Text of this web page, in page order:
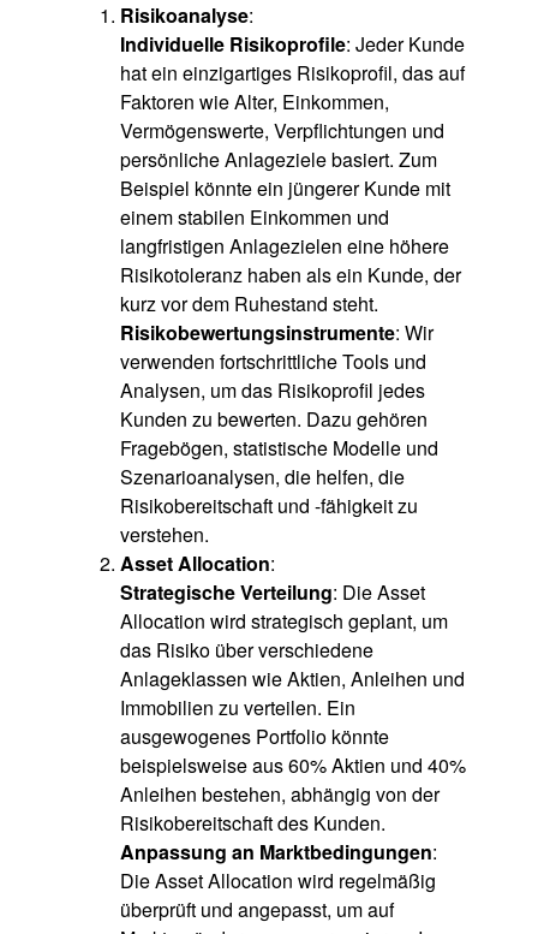
Risikoanalyse:
Individuelle Risikoprofile: Jeder Kunde
hat ein einzigartiges Risikoprofil, das auf
Faktoren wie Alter, Einkommen,
Vermögenswerte, Verpflichtungen und
persönliche Anlageziele basiert. Zum
Beispiel könnte ein jüngerer Kunde mit
einem stabilen Einkommen und
langfristigen Anlagezielen eine höhere
Risikotoleranz haben als ein Kunde, der
kurz vor dem Ruhestand steht.
Risikobewertungsinstrumente: Wir
verwenden fortschrittliche Tools und
Analysen, um das Risikoprofil jedes
Kunden zu bewerten. Dazu gehören
Fragebögen, statistische Modelle und
Szenarioanalysen, die helfen, die
Risikobereitschaft und -fähigkeit zu
verstehen.
Asset Allocation:
Strategische Verteilung: Die Asset
Allocation wird strategisch geplant, um
das Risiko über verschiedene
Anlageklassen wie Aktien, Anleihen und
Immobilien zu verteilen. Ein
ausgewogenes Portfolio könnte
beispielsweise aus 60% Aktien und 40%
Anleihen bestehen, abhängig von der
Risikobereitschaft des Kunden.
Anpassung an Marktbedingungen:
Die Asset Allocation wird regelmäßig
überprüft und angepasst, um auf